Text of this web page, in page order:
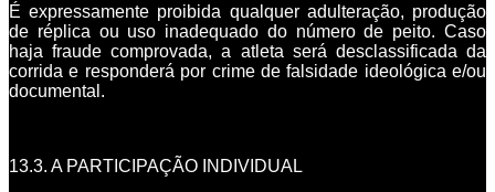
É expressamente proibida qualquer adulteração, produção
de réplica ou uso inadequado do número de peito. Caso
haja fraude comprovada, a atleta será desclassificada da
corrida e responderá por crime de falsidade ideológica e/ou
documental.
13.3. A PARTICIPAÇÃO INDIVIDUAL